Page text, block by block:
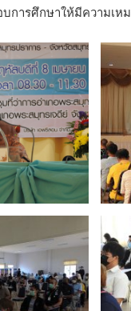
การศึกษาให้มีความเ